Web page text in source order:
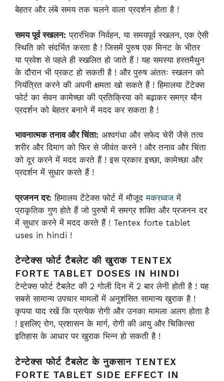
बेहतर और लंबे समय तक चलने वाला प्रदर्शन होता है !
समय पूर्व स्खलन: प्रारंभिक निर्वहन, या समयपूर्व स्खलन, एक ऐसी
स्थिति को संदर्भित करता है ! जिसमें पुरुष एक मिनट के भीतर
या प्रवेश से पहले ही स्खलित हो जाते हैं ! यह समस्या हस्तमैथुन
के दौरान भी प्रकट हो सकती है ! और पुरुष अंततः स्खलन को
नियंत्रित करने की अपनी क्षमता खो सकते हैं ! हिमालया टेंटेक्स
फोर्ट का सेवन कामेच्छा की प्रतिक्रिया को बढ़ाकर समग्र यौन
प्रदर्शन को बेहतर बनाने में मदद कर सकता है !
भावनात्मक तनाव और चिंता: अश्वगंधा और सफेद चेरी जैसे तत्व
शरीर और दिमाग को फिर से जीवंत करने ! और तनाव और चिंता
को दूर करने में मदद करते हैं ! इस प्रकार इच्छा, कामेच्छा और
प्रदर्शन में सुधार करते हैं !
प्रजनन दर: हिमालय टेंटेक्स फोर्ट में मौजूदमकरध्वजमें
प्राकृतिक गुण होते हैं जो पुरुषों में समग्र शक्ति और प्रजनन दर
में सुधार करने में मदद करते हैं ! Tentex forte tablet
uses in hindi !
टेन्टेक्स फोर्ट टैबलेट की खुराक TENTEX
FORTE TABLET DOSES IN HINDI
टेन्टेक्स फोर्ट टैबलेट की 2 गोली दिन में 2 बार लेनी होती है ! यह
सबसे सामान्य उपचार मामलों में अनुशंसित सामान्य खुराक है !
कृपया याद रखें कि प्रत्येक रोगी और उनका मामला अलग होता है
! इसलिए रोग, प्रशासन के मार्ग, रोगी की आयु और चिकित्सा
इतिहास के आधार पर खुराक भिन्न हो सकती है !
टेन्टेक्स फोर्ट टैबलेट के नुकसान TENTEX
FORTE TABLET SIDE EFFECT IN